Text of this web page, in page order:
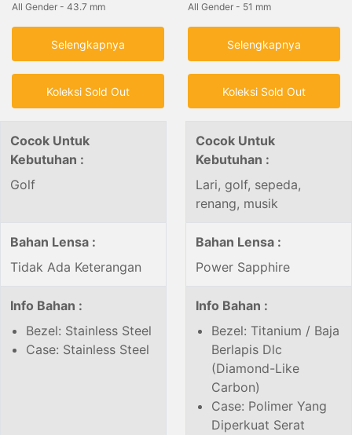
All Gender - 43.7 mm
Selengkapnya
Koleksi Sold Out
All Gender - 51 mm
Selengkapnya
Koleksi Sold Out
Cocok Untuk
Kebutuhan :
Golf
Cocok Untuk
Kebutuhan :
Lari, golf, sepeda,
renang, musik
Bahan Lensa :
Tidak Ada Keterangan
Bahan Lensa :
Power Sapphire
Info Bahan :
Bezel: Stainless Steel
Case: Stainless Steel
Info Bahan :
Bezel: Titanium / Baja
Berlapis Dlc
(Diamond-Like
Carbon)
Case: Polimer Yang
Diperkuat Serat